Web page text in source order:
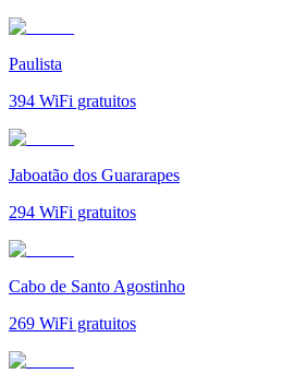
Paulista
394 WiFi gratuitos
Jaboatão dos Guararapes
294 WiFi gratuitos
Cabo de Santo Agostinho
269 WiFi gratuitos